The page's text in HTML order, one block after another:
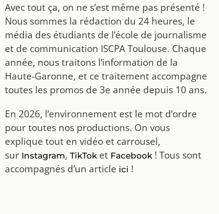
Avec tout ça, on ne s’est même pas présenté !
Nous sommes la rédaction du 24 heures, le
média des étudiants de l’école de journalisme
et de communication ISCPA Toulouse. Chaque
année, nous traitons l’information de la
Haute-Garonne, et ce traitement accompagne
toutes les promos de 3e année depuis 10 ans.
En 2026, l’environnement est le mot d’ordre
pour toutes nos productions. On vous
explique tout en vidéo et carrousel,
sur Instagram, TikToket Facebook! Tous sont
accompagnés d’un article ici !